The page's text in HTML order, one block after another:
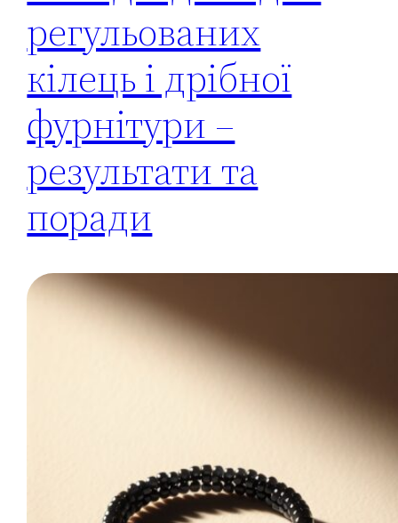
регульованих
кілець і дрібної
фурнітури –
результати та
поради